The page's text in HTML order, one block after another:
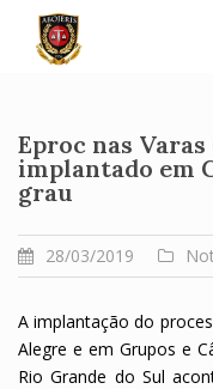
content
Eproc nas
implantado em
grau
28/03/2019
A implantação do
Alegre e em Grupos e
Rio Grande do Sul